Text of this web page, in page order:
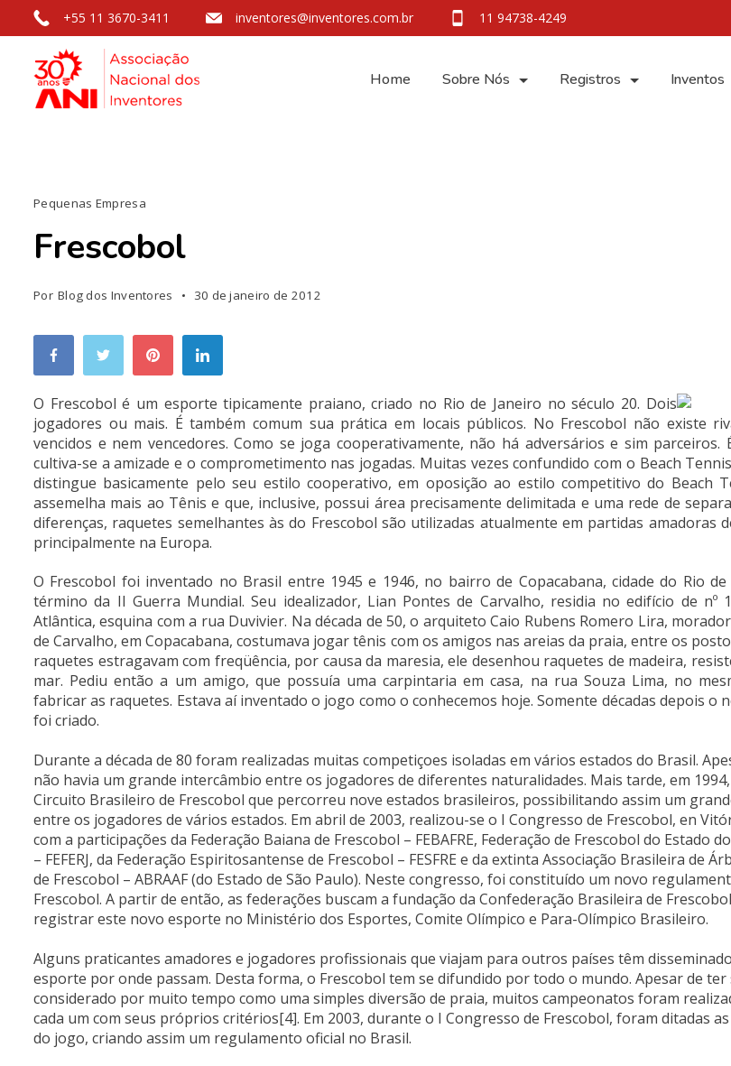
+55 11 3670-3411 inventores@inventores.com.br 11 94738-4249
Home Sobre Nós Registros Inventos
Pequenas Empresa
Frescobol
Por Blog dos Inventores 30 de janeiro de 2012
O Frescobol é um esporte tipicamente praiano, criado no Rio de Janeiro no século 20. Dois
jogadores ou mais. É também comum sua prática em locais públicos. No Frescobol não existe
vencidos e nem vencedores. Como se joga cooperativamente, não há adversários e sim parceiros.
cultiva-se a amizade e o comprometimento nas jogadas. Muitas vezes confundido com o Beach
distingue basicamente pelo seu estilo cooperativo, em oposição ao estilo competitivo do Beach
assemelha mais ao Tênis e que, inclusive, possui área precisamente delimitada e uma rede de
diferenças, raquetes semelhantes às do Frescobol são utilizadas atualmente em partidas amadoras
principalmente na Europa.
O Frescobol foi inventado no Brasil entre 1945 e 1946, no bairro de Copacabana, cidade do Rio
término da II Guerra Mundial. Seu idealizador, Lian Pontes de Carvalho, residia no edifício de nº
Atlântica, esquina com a rua Duvivier. Na década de 50, o arquiteto Caio Rubens Romero Lira,
de Carvalho, em Copacabana, costumava jogar tênis com os amigos nas areias da praia, entre os
raquetes estragavam com freqüência, por causa da maresia, ele desenhou raquetes de madeira,
mar. Pediu então a um amigo, que possuía uma carpintaria em casa, na rua Souza Lima, no
fabricar as raquetes. Estava aí inventado o jogo como o conhecemos hoje. Somente décadas depois o
foi criado.
Durante a década de 80 foram realizadas muitas competiçoes isoladas em vários estados do Brasil.
não havia um grande intercâmbio entre os jogadores de diferentes naturalidades. Mais tarde, em
Circuito Brasileiro de Frescobol que percorreu nove estados brasileiros, possibilitando assim um
entre os jogadores de vários estados. Em abril de 2003, realizou-se o I Congresso de Frescobol, en
com a participações da Federação Baiana de Frescobol – FEBAFRE, Federação de Frescobol do Estado
– FEFERJ, da Federação Espiritosantense de Frescobol – FESFRE e da extinta Associação Brasileira de
de Frescobol – ABRAAF (do Estado de São Paulo). Neste congresso, foi constituído um novo
Frescobol. A partir de então, as federações buscam a fundação da Confederação Brasileira de
registrar este novo esporte no Ministério dos Esportes, Comite Olímpico e Para-Olímpico Brasileiro.
Alguns praticantes amadores e jogadores profissionais que viajam para outros países têm
esporte por onde passam. Desta forma, o Frescobol tem se difundido por todo o mundo. Apesar de ter
considerado por muito tempo como uma simples diversão de praia, muitos campeonatos foram
cada um com seus próprios critérios[4]. Em 2003, durante o I Congresso de Frescobol, foram ditadas
do jogo, criando assim um regulamento oficial no Brasil.